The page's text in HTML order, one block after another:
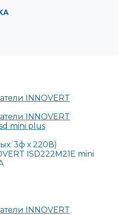
INNOVERT
INNOVERT
mini plus
3ф х 220В)
ISD222M21E mini
INNOVERT